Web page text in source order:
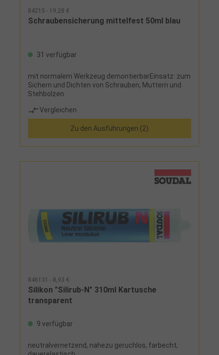
84215 - 19,28 €
Schraubensicherung mittelfest 50ml blau
31 verfügbar
mit normalem Werkzeug demontierbarEinsatz: zum
Sichern und Dichten von Schrauben, Muttern und
Stehbolzen
Vergleichen
Zu den Ausführungen (2)
846131 - 8,93 €
Silikon "Silirub-N" 310ml Kartusche
transparent
9 verfügbar
neutralvernetzend, nahezu geruchlos, farbecht,